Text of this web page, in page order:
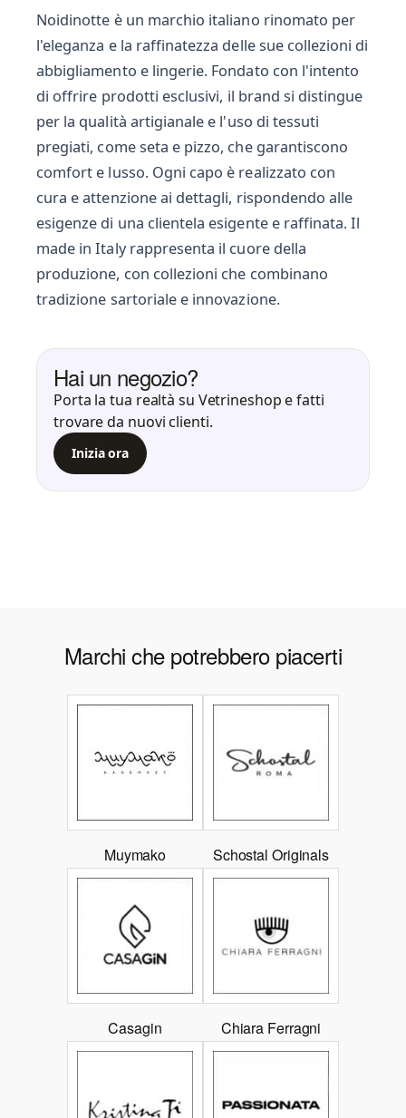
Noidinotte è un marchio italiano rinomato per
l'eleganza e la raffinatezza delle sue collezioni di
abbigliamento e lingerie. Fondato con l'intento
di offrire prodotti esclusivi, il brand si distingue
per la qualità artigianale e l'uso di tessuti
pregiati, come seta e pizzo, che garantiscono
comfort e lusso. Ogni capo è realizzato con
cura e attenzione ai dettagli, rispondendo alle
esigenze di una clientela esigente e raffinata. Il
made in Italy rappresenta il cuore della
produzione, con collezioni che combinano
tradizione sartoriale e innovazione.
Hai un negozio?
Porta la tua realtà su Vetrineshop e fatti
trovare da nuovi clienti.
Inizia ora
Marchi che potrebbero piacerti
Muymako Schostal Originals
Casagin Chiara Ferragni